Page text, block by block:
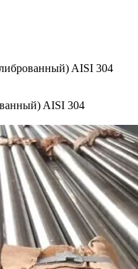
AISI 304
AISI 304